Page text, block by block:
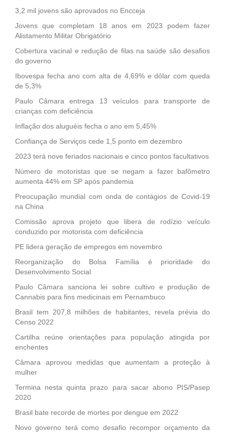
3,2 mil jovens são aprovados no Encceja
Jovens que completam 18 anos em 2023 podem fazer
Alistamento Militar Obrigatório
Cobertura vacinal e redução de filas na saúde são desafios
do governo
Ibovespa fecha ano com alta de 4,69% e dólar com queda
de 5,3%
Paulo Câmara entrega 13 veículos para transporte de
crianças com deficiência
Inflação dos aluguéis fecha o ano em 5,45%
Confiança de Serviços cede 1,5 ponto em dezembro
2023 terá nove feriados nacionais e cinco pontos facultativos
Número de motoristas que se negam a fazer bafômetro
aumenta 44% em SP após pandemia
Preocupação mundial com onda de contágios de Covid-19
na China
Comissão aprova projeto que libera de rodízio veículo
conduzido por motorista com deficiência
PE lidera geração de empregos em novembro
Reorganização do Bolsa Família é prioridade do
Desenvolvimento Social
Paulo Câmara sanciona lei sobre cultivo e produção de
Cannabis para fins medicinais em Pernambuco
Brasil tem 207,8 milhões de habitantes, revela prévia do
Censo 2022
Cartilha reúne orientações para população atingida por
enchentes
Câmara aprovou medidas que aumentam a proteção à
mulher
Termina nesta quinta prazo para sacar abono PIS/Pasep
2020
Brasil bate recorde de mortes por dengue em 2022
Novo governo terá como desafio recompor orçamento da